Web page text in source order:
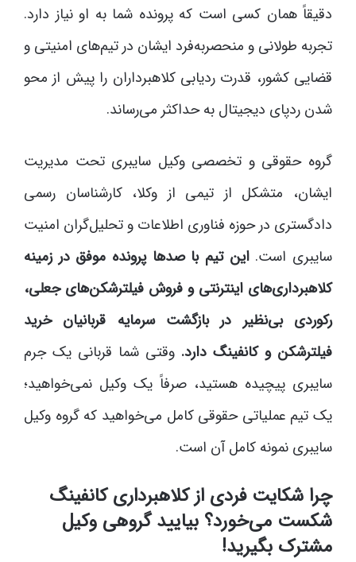
دقیقاً همان کسی است که پرونده شما به او نیاز دارد.
تجربه طولانی و منحصربه‌فرد ایشان در تیم‌های امنیتی و
قضایی کشور، قدرت ردیابی کلاهبرداران را پیش از محو
شدن ردپای دیجیتال به حداکثر می‌رساند.
گروه حقوقی و تخصصی وکیل سایبری تحت مدیریت
ایشان، متشکل از تیمی از وکلا، کارشناسان رسمی
دادگستری در حوزه فناوری اطلاعات و تحلیل‌گران امنیت
سایبری است.این تیم با صدها پرونده موفق در زمینه
کلاهبرداری‌های اینترنتی و فروش فیلترشکن‌های جعلی،
رکوردی بی‌نظیر در بازگشت سرمایه قربانیان خرید
فیلترشکن و کانفینگ دارد. وقتی شما قربانی یک جرم
سایبری پیچیده هستید، صرفاً یک وکیل نمی‌خواهید؛
یک تیم عملیاتی حقوقی کامل می‌خواهید که گروه وکیل
سایبری نمونه کامل آن است.
چرا شکایت فردی از کلاهبرداری کانفینگ
شکست می‌خورد؟ بیایید گروهی وکیل
مشترک بگیرید!